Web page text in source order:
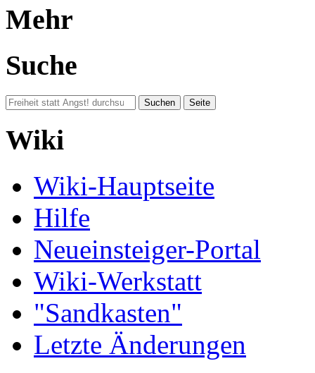
Mehr
Suche
Wiki
Wiki-Hauptseite
Hilfe
Neueinsteiger-Portal
Wiki-Werkstatt
"Sandkasten"
Letzte Änderungen